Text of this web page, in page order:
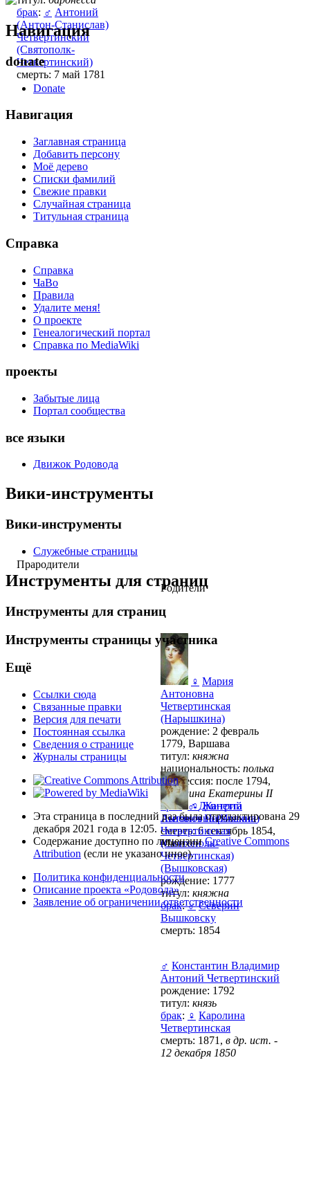
брак: ♂ Антоний
(Антон-Станислав)
Четвертинский
(Святополк-
Четвертинский)
смерть: 7 май 1781
Прародители
Родители
♀ Мария
Антоновна
Четвертинская
(Нарышкина)
рождение: 2 февраль
1779, Варшава
титул: княжна
национальность: полька
профессия: после 1794,
фрейлина Екатерины ІІ
брак:♂ Дмитрий
Львович Нарышкин
смерть: 6 сентябрь 1854,
Мюнхен
♀ Жанетта
Антоновна (Иоанна)
Четвертинская
(Святополк-
Четвертинская)
(Вышковская)
рождение: 1777
титул: княжна
брак:♂ Северин
Вышковскy
смерть: 1854
♂ Константин Владимир
Антоний Четвертинский
рождение: 1792
титул: князь
брак: ♀ Каролина
Четвертинская
смерть: 1871, в др. ист. -
12 декабря 1850
Навигация
donate
Donate
Навигация
Заглавная страница
Добавить персону
Моё дерево
Списки фамилий
Свежие правки
Случайная страница
Титульная страница
Справка
Справка
ЧаВо
Правила
Удалите меня!
О проекте
Генеалогический портал
Справка по MediaWiki
проекты
Забытые лица
Портал сообщества
все языки
Движок Родовода
Вики-инструменты
Вики-инструменты
Служебные страницы
Инструменты для страниц
Инструменты для страниц
Инструменты страницы участника
Ещё
Ссылки сюда
Связанные правки
Версия для печати
Постоянная ссылка
Сведения о странице
Журналы страницы
Эта страница в последний раз была отредактирована 29
декабря 2021 года в 12:05.
Содержание доступно по лицензииCreative Commons
Attribution (если не указано иное).
Политика конфиденциальности
Описание проекта «Родовода»
Заявление об ограничении ответственности